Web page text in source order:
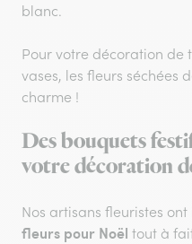
blanc.
Pour votre décoration de
vases, les fleurs séchées
charme !
Des bouquets
votre décoration
Nos artisans fleuristes
fleurs pour Noël tout à